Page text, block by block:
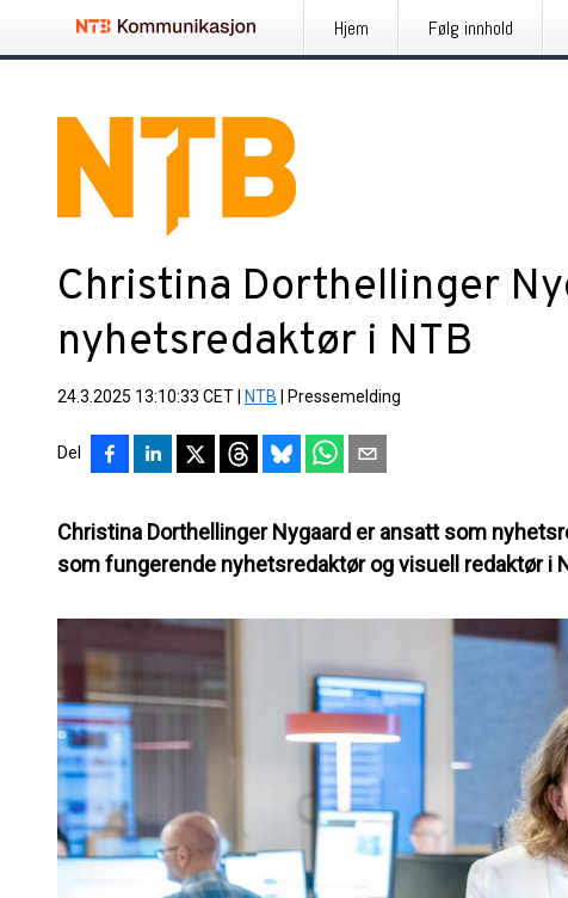
Hjem Følg innhold
Christina Dorthellinger
nyhetsredaktør i NTB
24.3.2025 13:10:33 CET NTB Pressemelding
Del
Christina Dorthellinger Nygaard er ansatt som
som fungerende nyhetsredaktør og visuell redaktør i